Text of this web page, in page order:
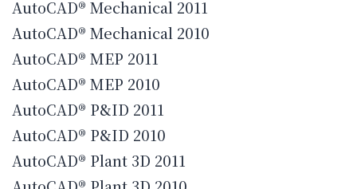
AutoCAD® Mechanical 2011
AutoCAD® Mechanical 2010
AutoCAD® MEP 2011
AutoCAD® MEP 2010
AutoCAD® P&ID 2011
AutoCAD® P&ID 2010
AutoCAD® Plant 3D 2011